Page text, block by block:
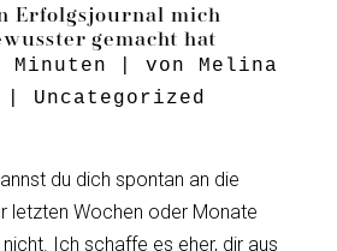
Erfolgsjournal mich
gemacht hat
Minuten | von Melina
Uncategorized
du dich spontan an die
letzten Wochen oder Monate
Ich schaffe es eher, dir aus